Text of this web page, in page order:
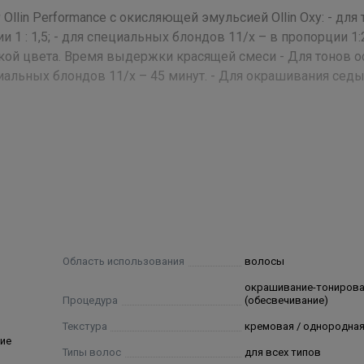
Performance с окисляющей эмульсией Ollin Oxy: - для
1 : 1,5; - для специальных блондов 11/х – в пропорции
цвета. Время выдержки красящей смеси - Для тонов
блондов 11/х – 45 минут. - Для окрашивания
Oil Extract, Chamomilla Recutita Oil Extract, Linden
Toluene-2,5-Diamine Sulfate, P-Aminophenol,
2-Amino-4-Hydroxy¬ethyl¬aminoanisole Sulfate,
4,5-Diaminopyrazole Sulfate, 1-Naphthol, N-Phenyl-P-
Sulfate, Basic Orange 31, Basic Red 51, Disperse
Область использования волосы
Процедура
окрашивание-
(обесвечивание)
Текстура кремовая / однородная
Типы волос для всех типов